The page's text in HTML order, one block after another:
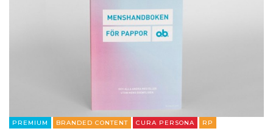
PREMIUM BRANDED CONTENT CURA PERSONA RP